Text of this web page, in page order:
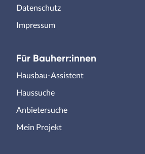
Datenschutz
Impressum
Für Bauherr:innen
Hausbau-Assistent
Haussuche
Anbietersuche
Mein Projekt